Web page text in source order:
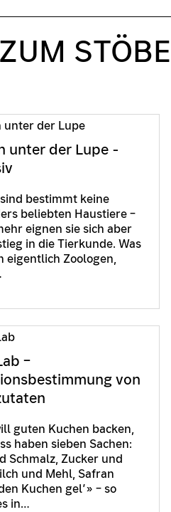
unter der Lupe -
bestimmt keine
beliebten Haustiere –
eignen sie sich aber
in die Tierkunde. Was
eigentlich Zoologen,
–
von
guten Kuchen backen,
haben sieben Sachen:
Schmalz, Zucker und
und Mehl, Safran
Kuchen gel’» – so
in…